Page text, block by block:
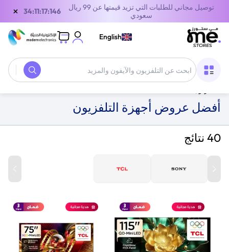
توصيل مجاني للطلبات التي تزيد قيمتها عن 99 ريال
سعودي
33:11:17:146
×
English
الصفحة الرئيسية / العروض والخصومات / أفضل عروض أجهزة
أفضل عروض أجهزة التلفزيون
40 نتائج